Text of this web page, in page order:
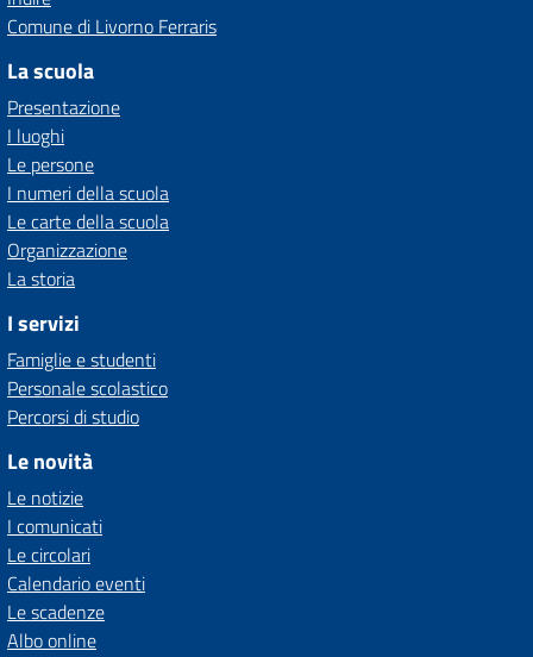
Comune di Livorno Ferraris
La scuola
Presentazione
I luoghi
Le persone
I numeri della scuola
Le carte della scuola
Organizzazione
La storia
I servizi
Famiglie e studenti
Personale scolastico
Percorsi di studio
Le novità
Le notizie
I comunicati
Le circolari
Calendario eventi
Le scadenze
Albo online